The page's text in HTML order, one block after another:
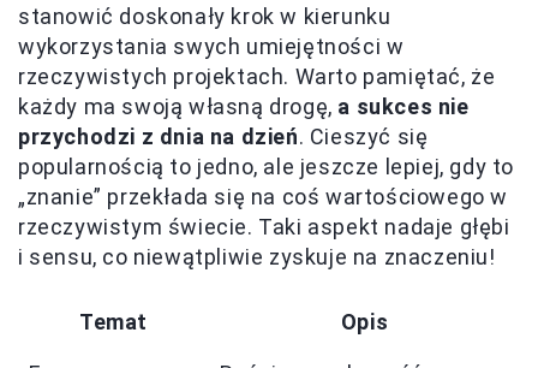
stanowić doskonały krok w kierunku
wykorzystania swych umiejętności w
rzeczywistych projektach. Warto pamiętać, że
każdy ma swoją własną drogę, a sukces nie
przychodzi z dnia na dzień. Cieszyć się
popularnością to jedno, ale jeszcze lepiej, gdy to
„znanie” przekłada się na coś wartościowego w
rzeczywistym świecie. Taki aspekt nadaje głębi
i sensu, co niewątpliwie zyskuje na znaczeniu!
Temat Opis